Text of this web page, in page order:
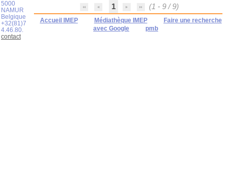
1 (1 - 9 / 9)
Accueil IMEP Médiathèque IMEP
Faire une recherche
avec Google
pmb
5000
NAMUR
Belgique
+32(81)7
4.46.80.
contact